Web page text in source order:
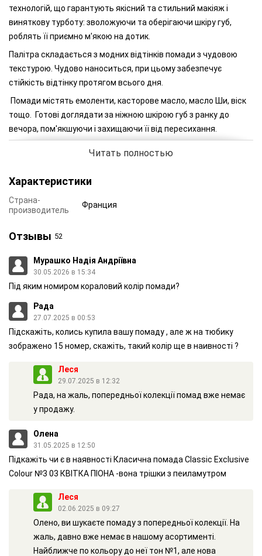
технологій, що гарантують якісний та стильний макіяж і
виняткову турботу: зволожуючи та оберігаючи шкіру губ,
роблять її приємно м'якою на дотик.
Палітра складається з модних відтінків помади з чудовою
текстурою. Чудово наноситься, при цьому забезпечує
стійкість відтінку протягом всього дня.
Помади містять емоленти, касторове масло, масло Ши, віск
тощо. Готові доглядати за ніжною шкірою губ з ранку до
вечора, пом'якшуючи і захищаючи її від пересихання.
Стійка помада з приємною текстурою дарує губам відчуття
оксамиту, що не пересушує і зволожує ніжну шкіру.
В стильному золотистому футлярі віддзеркалюються сонячні
АКТИВНІ ІНГРЕДІЄНТИ
Читать полностью
Характеристики
Страна-
производитель
Франция
Отзывы 52
Мурашко Надія Андріївна
30.05.2026 в 15:34
Під яким номиром кораловий колір помади?
Рада
27.07.2025 в 00:53
Пiдскажiть, колись купила вашу помаду , але ж на тюбику
зображено 15 номер, скажiть, такий колiр ще в наивностi ?
Леся
29.07.2025 в 12:32
Рада, на жаль, попередньої колекції помад вже немає
у продажу.
Олена
31.05.2025 в 12:50
Підкажіть чи є в наявності Класична помада Classic Exclusive
Colour №3 03 КВІТКА ПІОНА -вона трішки з пеиламутром
Леся
02.06.2025 в 09:27
Олено, ви шукаєте помаду з попередньої колекції. На
жаль, давно вже немає в нашому асортименті.
Найближче по кольору до неї тон №1, але нова